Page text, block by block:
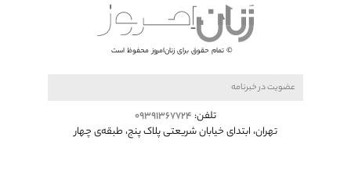
© تمام حقوق برای زنان‌امروز محفوظ است
تلفن: ۰۹۳۹۱۳۶۷۷۲۴
تهران، ابتدای خیابان شريعتی پلاک پنج، طبقه‌ی چهار